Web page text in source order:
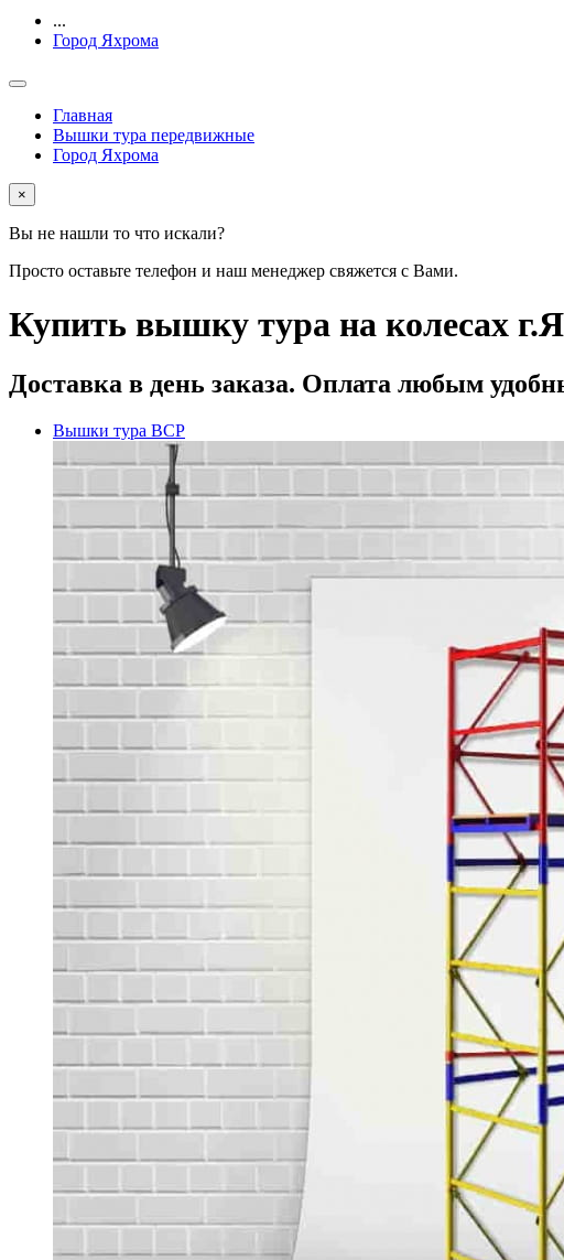
...
Город Яхрома
Главная
Вышки тура передвижные
Город Яхрома
×
Вы не нашли то что искали?
Просто оставьте телефон и наш менеджер свяжется с Вами.
Купить вышку тура на колесах
Доставка в день заказа. Оплата любым
Вышки тура ВСР